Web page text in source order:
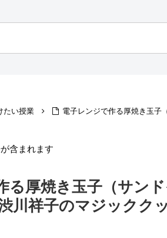
たい授業
電子レンジで作る厚焼き玉子
含まれます
る厚焼き玉子（サン
川祥子のマジックク